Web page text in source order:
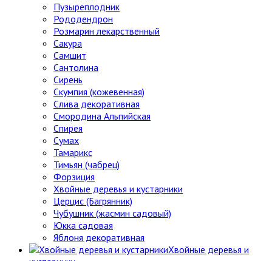
Пузыреплодник
Рододендрон
Розмарин лекарственный
Сакура
Самшит
Сантолина
Сирень
Скумпия (кожевенная)
Слива декоративная
Смородина Альпийская
Спирея
Сумах
Тамарикс
Тимьян (чабрец)
Форзиция
Хвойные деревья и кустарники
Церцис (Багрянник)
Чубушник (жасмин садовый)
Юкка садовая
Яблоня декоративная
Хвойные деревья и